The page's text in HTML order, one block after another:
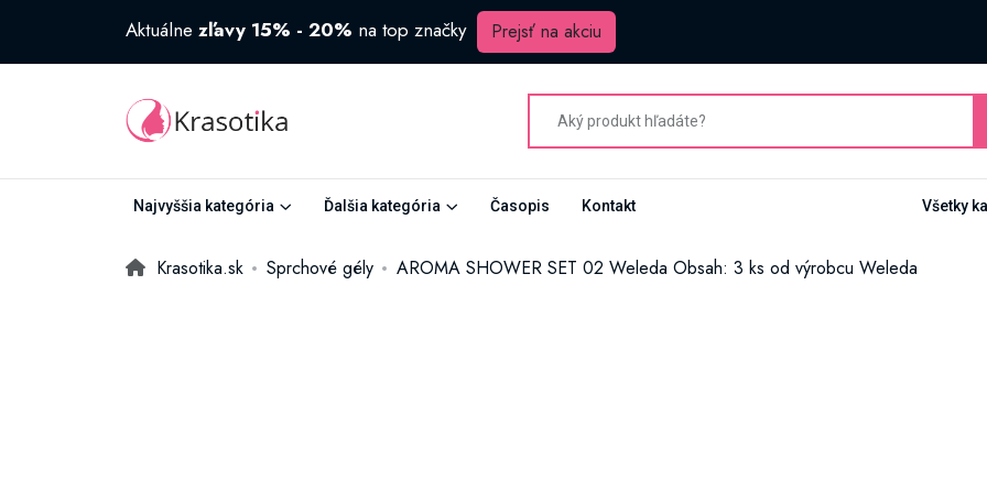
Aktuálne zľavy 15% - 20% na top značky Prejsť na akciu
Najvyššia kategória Ďalšia kategória Časopis Kontakt Všetky
Krasotika.sk Sprchové gély AROMA SHOWER SET 02 Weleda Obsah: 3 ks od výrobcu Weleda